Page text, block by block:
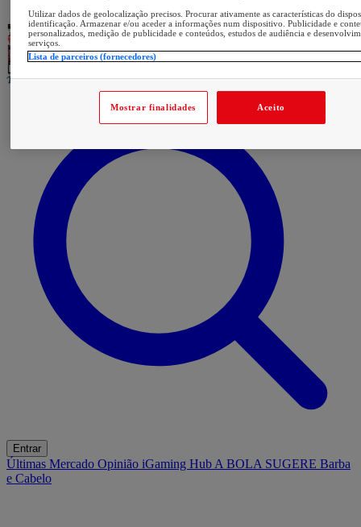
Entrar
Últimas Mercado Opinião iGaming Hub A BOLA SUGERE Barba
e Cabelo
Utilizar dados de geolocalização precisos. Procurar ativamente as características do
identificação. Armazenar e/ou aceder a informações num dispositivo. Publicidade e
personalizados, medição de publicidade e conteúdos, estudos de audiência e
serviços.
Lista de parceiros (fornecedores)
Mostrar finalidades Aceito